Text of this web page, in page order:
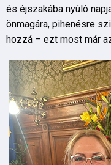
és éjszakába nyúló
önmagára, pihenésre
hozzá – ezt most már